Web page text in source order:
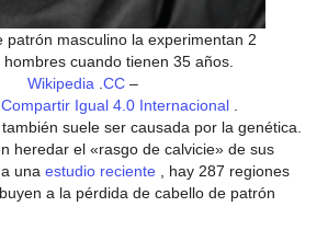
patrón masculino la experimentan 2
cuando tienen 35 años.
Wikipedia CC–
Igual 4.0 Internacional
suele ser causada por la genética.
heredar el «rasgo de calvicie» de sus
una estudio reciente , hay 287 regiones
a la pérdida de cabello de patrón